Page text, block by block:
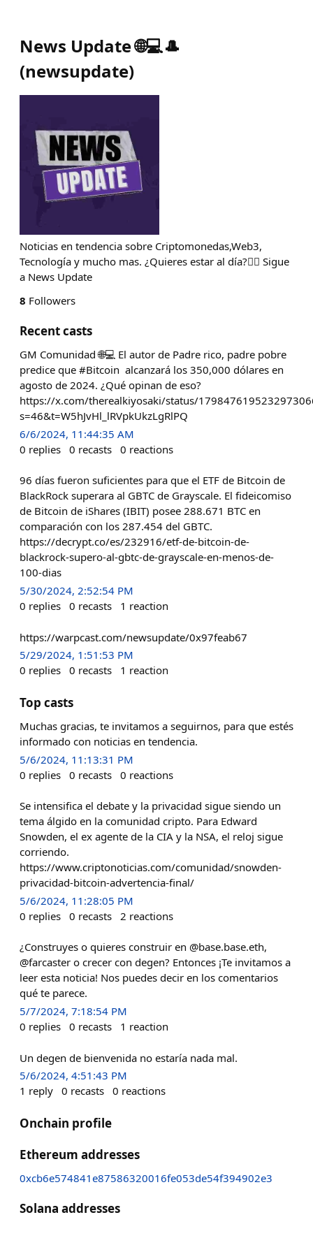
News Update 🌐💻🎩
(newsupdate)
Noticias en tendencia sobre Criptomonedas,Web3,
Tecnología y mucho mas. ¿Quieres estar al día?👉🏻 Sigue
a News Update
8 Followers
Recent casts
GM Comunidad 🌐💻 El autor de Padre rico, padre pobre
predice que #Bitcoin alcanzará los 350,000 dólares en
agosto de 2024. ¿Qué opinan de eso?
https://x.com/therealkiyosaki/status/
s=46&t=W5hJvHl_lRVpkUkzLgRlPQ
6/6/2024, 11:44:35 AM
0 replies 0 recasts 0 reactions
96 días fueron suficientes para que el ETF de Bitcoin de
BlackRock superara al GBTC de Grayscale. El fideicomiso
de Bitcoin de iShares (IBIT) posee 288.671 BTC en
comparación con los 287.454 del GBTC.
https://decrypt.co/es/232916/etf-de-bitcoin-de-
blackrock-supero-al-gbtc-de-grayscale-en-menos-de-
100-dias
5/30/2024, 2:52:54 PM
0 replies 0 recasts 1 reaction
https://warpcast.com/newsupdate/0x97feab67
5/29/2024, 1:51:53 PM
0 replies 0 recasts 1 reaction
Top casts
Muchas gracias, te invitamos a seguirnos, para que estés
informado con noticias en tendencia.
5/6/2024, 11:13:31 PM
0 replies 0 recasts 0 reactions
Se intensifica el debate y la privacidad sigue siendo un
tema álgido en la comunidad cripto. Para Edward
Snowden, el ex agente de la CIA y la NSA, el reloj sigue
corriendo.
https://www.criptonoticias.com/comunidad/snowden-
privacidad-bitcoin-advertencia-final/
5/6/2024, 11:28:05 PM
0 replies 0 recasts 2 reactions
¿Construyes o quieres construir en @base.base.eth,
@farcaster o crecer con degen? Entonces ¡Te invitamos a
leer esta noticia! Nos puedes decir en los comentarios
qué te parece.
5/7/2024, 7:18:54 PM
0 replies 0 recasts 1 reaction
Un degen de bienvenida no estaría nada mal.
5/6/2024, 4:51:43 PM
1 reply 0 recasts 0 reactions
Onchain profile
Ethereum addresses
0xcb6e574841e87586320016fe053de54f394902e3
Solana addresses